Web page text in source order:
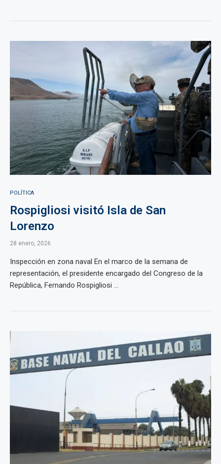
POLÍTICA
Rospigliosi visitó Isla de San
Lorenzo
28 enero, 2026
Inspección en zona naval En el marco de la semana de
representación, el presidente encargado del Congreso de la
República, Fernando Rospigliosi ...